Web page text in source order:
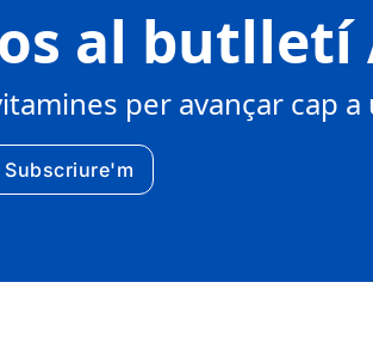
al butlletí
per avançar cap
Subscriure'm